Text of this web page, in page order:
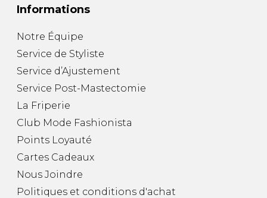
Informations
Notre Équipe
Service de Styliste
Service d’Ajustement
Service Post-Mastectomie
La Friperie
Club Mode Fashionista
Points Loyauté
Cartes Cadeaux
Nous Joindre
Politiques et conditions d'achat